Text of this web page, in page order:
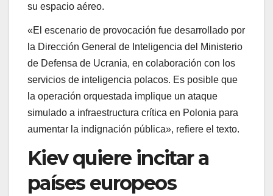
su espacio aéreo.
«El escenario de provocación fue desarrollado por
la Dirección General de Inteligencia del Ministerio
de Defensa de Ucrania, en colaboración con los
servicios de inteligencia polacos. Es posible que
la operación orquestada implique un ataque
simulado a infraestructura crítica en Polonia para
aumentar la indignación pública», refiere el texto.
Kiev quiere incitar a
países europeos